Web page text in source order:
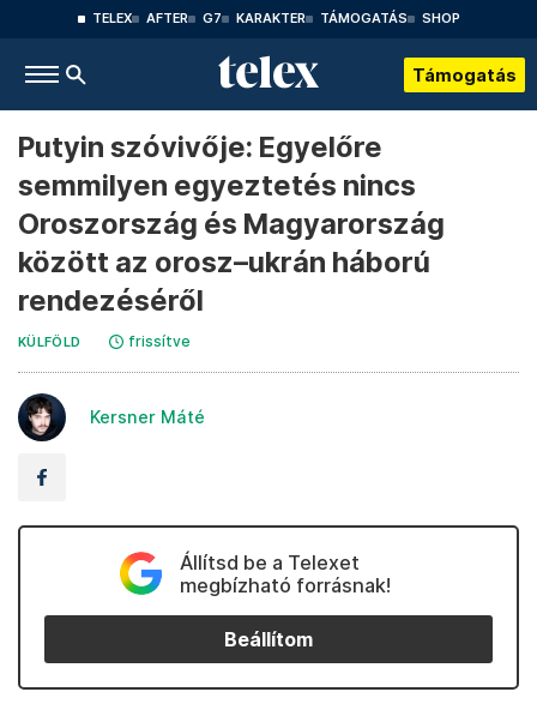
TELEX AFTER G7 KARAKTER TÁMOGATÁS SHOP
Támogatás
Putyin szóvivője: Egyelőre
semmilyen egyeztetés nincs
Oroszország és Magyarország
között az orosz–ukrán háború
rendezéséről
KÜLFÖLD frissítve
Kersner Máté
Állítsd be a Telexet
megbízható forrásnak!
Beállítom